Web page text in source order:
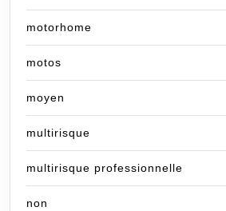
motorhome
motos
moyen
multirisque
multirisque professionnelle
non